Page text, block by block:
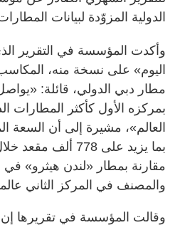
الدولية المزوّدة لبيانات
وأكدت المؤسسة في التقرير
اليوم» على نسخة منه، المكاسب
مطار دبي الدولي، قائلة:
بمركزه الأول كأكثر المطارات
العالم»، مشيرة إلى أن السعة
بما يزيد على 778
مقارنة بمطار «لندن هيثرو» في
والمصنف في المركز الثاني
وقالت المؤسسة في تقريرها